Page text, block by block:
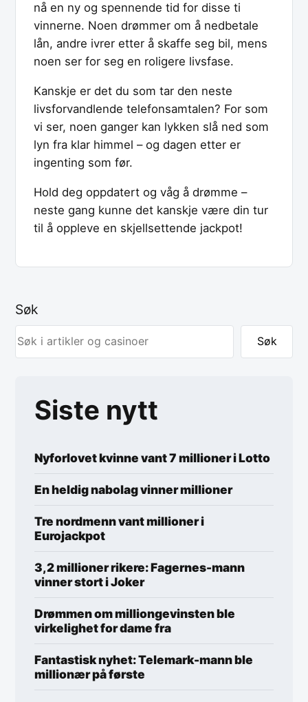
nå en ny og spennende tid for disse ti
vinnerne. Noen drømmer om å nedbetale
lån, andre ivrer etter å skaffe seg bil, mens
noen ser for seg en roligere livsfase.
Kanskje er det du som tar den neste
livsforvandlende telefonsamtalen? For som
vi ser, noen ganger kan lykken slå ned som
lyn fra klar himmel – og dagen etter er
ingenting som før.
Hold deg oppdatert og våg å drømme –
neste gang kunne det kanskje være din tur
til å oppleve en skjellsettende jackpot!
Søk
Søk
Siste nytt
Nyforlovet kvinne vant 7 millioner i Lotto
En heldig nabolag vinner millioner
Tre nordmenn vant millioner i
Eurojackpot
3,2 millioner rikere: Fagernes-mann
vinner stort i Joker
Drømmen om milliongevinsten ble
virkelighet for dame fra
Fantastisk nyhet: Telemark-mann ble
millionær på første